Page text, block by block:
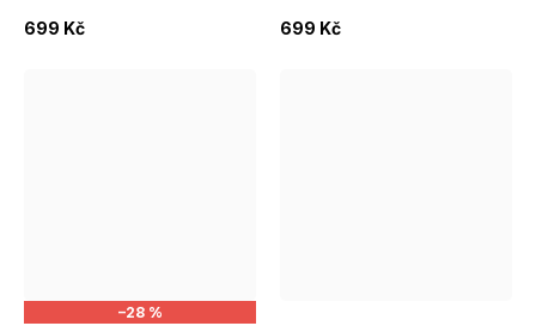
699 Kč
699 Kč
–28 %